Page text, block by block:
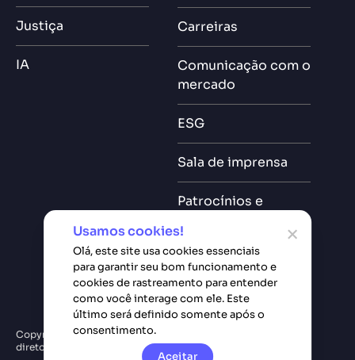
Justiça
IA
Carreiras
Comunicação com o
mercado
ESG
Sala de imprensa
Patrocínios e
Copyright © Softplan. Todos
diretos reservados.
Usamos cookies!
Olá, este site usa cookies essenciais
para garantir seu bom funcionamento e
cookies de rastreamento para entender
como você interage com ele. Este
último será definido somente após o
consentimento.
Aceitar